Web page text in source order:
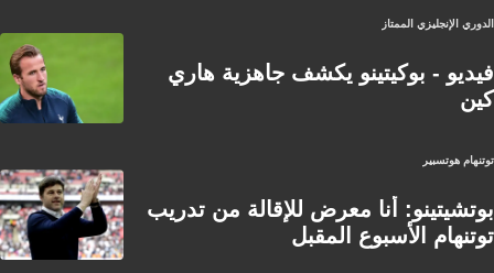
الدوري الإنجليزي الممتاز
فيديو - بوكيتينو يكشف جاهزية هاري
كين
توتنهام هوتسبير
بوتشيتينو: أنا معرض للإقالة من تدريب
توتنهام الأسبوع المقبل